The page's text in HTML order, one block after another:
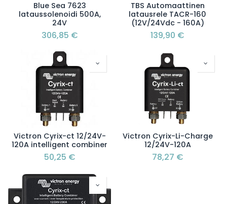
Blue Sea 7623
lataussolenoidi 500A,
24V
306,85 €
TBS Automaattinen
latausrele TACR-160
(12V/24Vdc - 160A)
139,90 €
Victron Cyrix-ct 12/24V-
120A intelligent combiner
50,25 €
Victron Cyrix-Li-Charge
12/24V-120A
78,27 €